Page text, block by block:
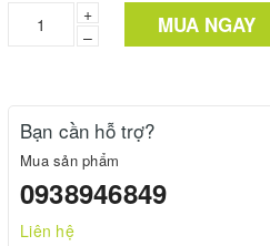
+
–
MUA NGAY
Bạn cần hỗ trợ?
Mua sản phẩm
0938946849
Liên hệ